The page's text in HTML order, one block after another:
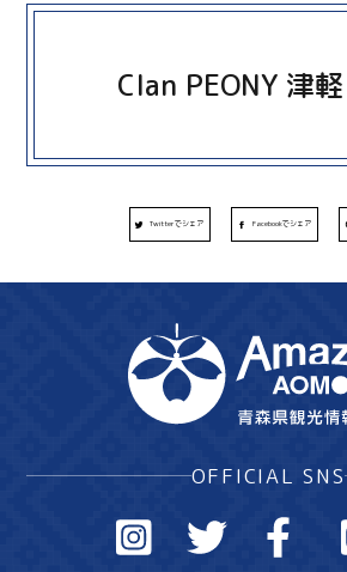
Clan PEONY 津軽
more
Twitterでシェア Facebookでシェア
OFFICIAL SNS